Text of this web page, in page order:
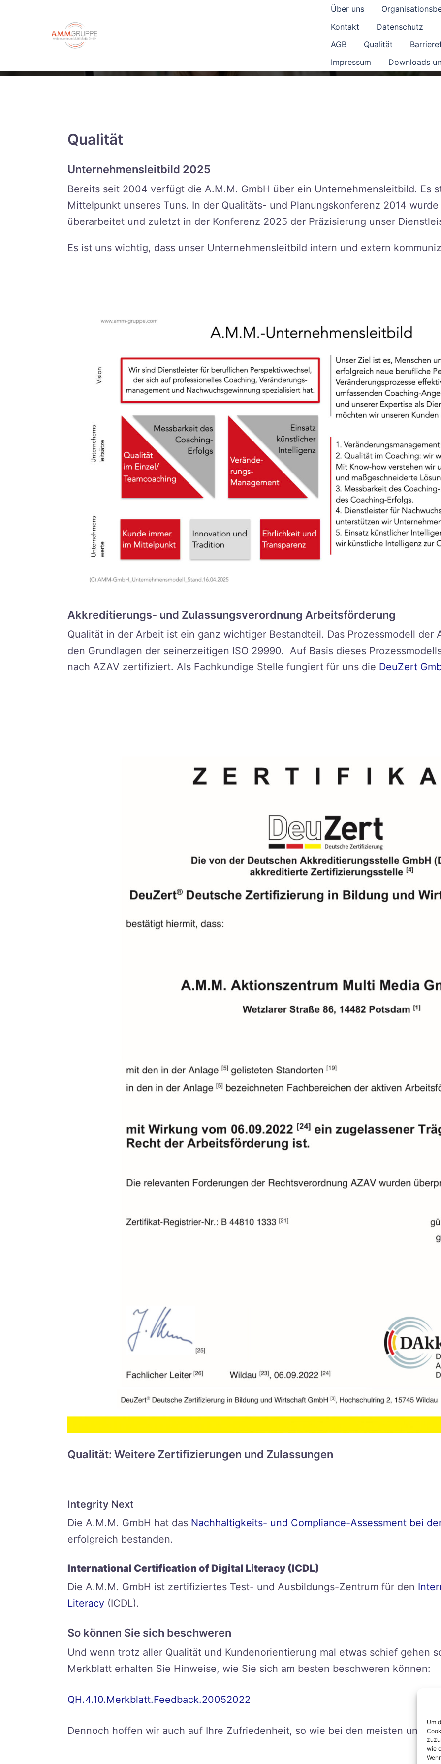
Um
wie
Über uns
Kontakt
Datenschutz
AGB
Qualität
Impressum
Downloads
Qualität
Unternehmensleitbild 2025
Bereits seit 2004 verfügt die A.M.M. GmbH über ein Unternehmensleitbild. Es
Mittelpunkt unseres Tuns. In der Qualitäts- und Planungskonferenz 2014
überarbeitet und zuletzt in der Konferenz 2025 der Präzisierung unser
Es ist uns wichtig, dass unser Unternehmensleitbild intern und extern
Akkreditierungs- und Zulassungsverordnung Arbeitsförderung
Qualität in der Arbeit ist ein ganz wichtiger Bestandteil. Das Prozessmodell der
den Grundlagen der seinerzeitigen ISO 29990. Auf Basis dieses
nach AZAV zertifiziert. Als Fachkundige Stelle fungiert für uns die DeuZert
Qualität: Weitere Zertifizierungen und Zulassungen
Integrity Next
Die A.M.M. GmbH hat das Nachhaltigkeits- und Compliance-Assessment bei
erfolgreich bestanden.
International Certification of Digital Literacy (ICDL)
Die A.M.M. GmbH ist zertifiziertes Test- und Ausbildungs-Zentrum für den
Literacy (ICDL).
So können Sie sich beschweren
Und wenn trotz aller Qualität und Kundenorientierung mal etwas schief gehen
Merkblatt erhalten Sie Hinweise, wie Sie sich am besten beschweren können:
QH.4.10.Merkblatt.Feedback.20052022
Dennoch hoffen wir auch auf Ihre Zufriedenheit, so wie bei den meisten